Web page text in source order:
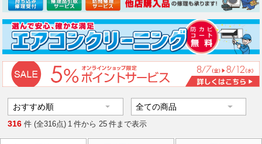
316 件 (全316点) 1 件から 25 件まで表示